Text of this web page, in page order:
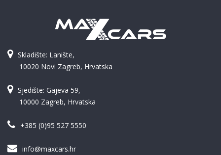
Skladište: Lanište,
10020 Novi Zagreb, Hrvatska
Sjedište: Gajeva 59,
10000 Zagreb, Hrvatska
+385 (0)95 527 5550
info@maxcars.hr